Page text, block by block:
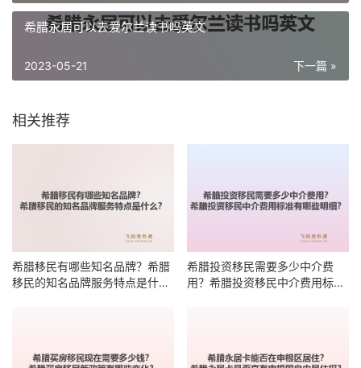
希腊永居可以去爱尔兰读书吗英文
下一篇 »
2023-05-21
相关推荐
希腊移民有哪些知名品牌？希腊
移民的知名品牌服务特点是什
希腊投资移民需要多少中介费
用？希腊投资移民中介费用标准